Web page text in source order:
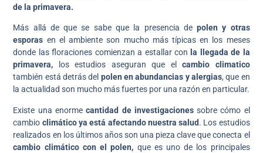
de la primavera.
Más allá de que se sabe que la presencia depolen y otras
esporas en el ambiente son mucho más típicas en los meses
donde las floraciones comienzan a estallar con la llegada de la
primavera, los estudios aseguran que elcambio climatico
también está detrás del polen en abundancias y alergias, que en
la actualidad son mucho más fuertes por una razón en particular.
Existe una enormecantidad de investigacionessobre cómo el
cambio climático ya está afectando nuestra salud. Los estudios
realizados en los últimos años son una pieza clave que conecta el
cambio climático con el polen, que es uno de los principales